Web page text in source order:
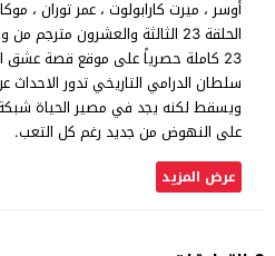
أوسر ، ميرت كارابولوت ، عمر توران ،
23 كاملة حصرياً على موقع قصة
سلطان الدرامي التاريخي تدور الاحداث
ويسقط لكنه يجد في مصير الحياة
على النهوض من جديد رغم كل التعب.
عرض المزيد